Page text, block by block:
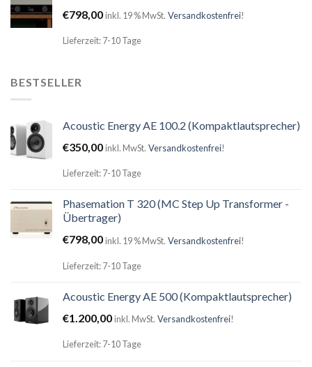
€798,00inkl. 19 % MwSt. Versandkostenfrei!
Lieferzeit: 7-10 Tage
BESTSELLER
Acoustic Energy AE 100.2 (Kompaktlautsprecher)
€350,00inkl. MwSt. Versandkostenfrei!
Lieferzeit: 7-10 Tage
Phasemation T 320 (MC Step Up Transformer -
Übertrager)
€798,00inkl. 19 % MwSt. Versandkostenfrei!
Lieferzeit: 7-10 Tage
Acoustic Energy AE 500 (Kompaktlautsprecher)
€1.200,00inkl. MwSt. Versandkostenfrei!
Lieferzeit: 7-10 Tage